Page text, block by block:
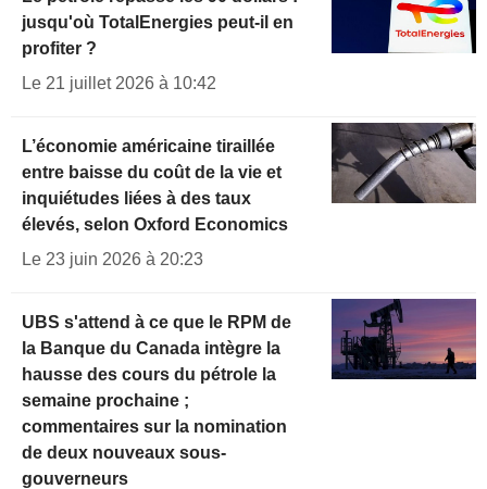
jusqu'où TotalEnergies peut-il en
profiter ?
Le 21 juillet 2026 à 10:42
L’économie américaine tiraillée
entre baisse du coût de la vie et
inquiétudes liées à des taux
élevés, selon Oxford Economics
Le 23 juin 2026 à 20:23
UBS s'attend à ce que le RPM de
la Banque du Canada intègre la
hausse des cours du pétrole la
semaine prochaine ;
commentaires sur la nomination
de deux nouveaux sous-
gouverneurs